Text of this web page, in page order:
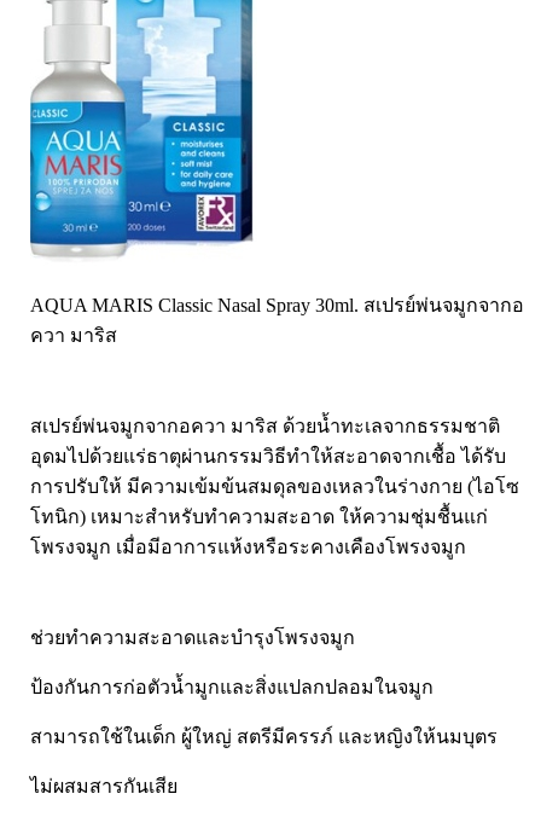
ดีทอกซ์
เพื่อสุขภาพ
สายตา
สมอง ความจำ น้ำมันปลา
เส้นผม
Beta Glucan
กล้ามเนื้อ เพาะกาย
จุดซ่อนเร้นผู้หญิง
Nutrakal นูทราแคล
Caltrate Calcium
PHARMA NORD
HARRIS
NEOCA
Organic's Herbs
Laurance ลอเรนซ์
Amsel
PHARMAX
Pharmahof
CeraVe
Preme nobu
Vichy
Smooth-E
Pharmapure
AQUA MARIS Classic Nasal Spray 30ml. สเปรย์พ่นจมูกจากอ
ควา มาริส
สเปรย์พ่นจมูกจากอควา มาริส ด้วยน้ำทะเลจากธรรมชาติ
อุดมไปด้วยแร่ธาตุผ่านกรรมวิธีทำให้สะอาดจากเชื้อ ได้รับ
การปรับให้ มีความเข้มข้นสมดุลของเหลวในร่างกาย (ไอโซ
โทนิก) เหมาะสำหรับทำความสะอาด ให้ความชุ่มชื้นแก่
โพรงจมูก เมื่อมีอาการแห้งหรือระคางเคืองโพรงจมูก
ช่วยทำความสะอาดและบำรุงโพรงจมูก
ป้องกันการก่อตัวน้ำมูกและสิ่งแปลกปลอมในจมูก
สามารถใช้ในเด็ก ผู้ใหญ่ สตรีมีครรภ์ และหญิงให้นมบุตร
ไม่ผสมสารกันเสีย